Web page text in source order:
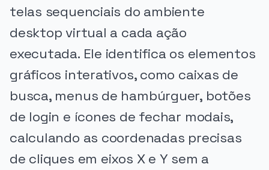
telas sequenciais do ambiente
desktop virtual a cada ação
executada. Ele identifica os elementos
gráficos interativos, como caixas de
busca, menus de hambúrguer, botões
de login e ícones de fechar modais,
calculando as coordenadas precisas
de cliques em eixos X e Y sem a